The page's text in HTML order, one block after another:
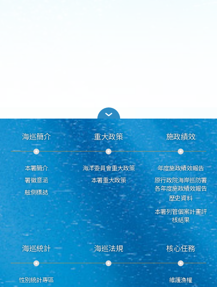
海巡簡介
本署簡介
署徽意涵
舷側標誌
重大政策
海洋委員會重大政策
本署重大政策
施政績效
年度施政績效報告
原行政院海岸巡防署
各年度施政績效報告
歷史資料
本署列管個案計畫評
核結果
海巡統計
性別統計專區
海巡法規 核心任務
維護漁權